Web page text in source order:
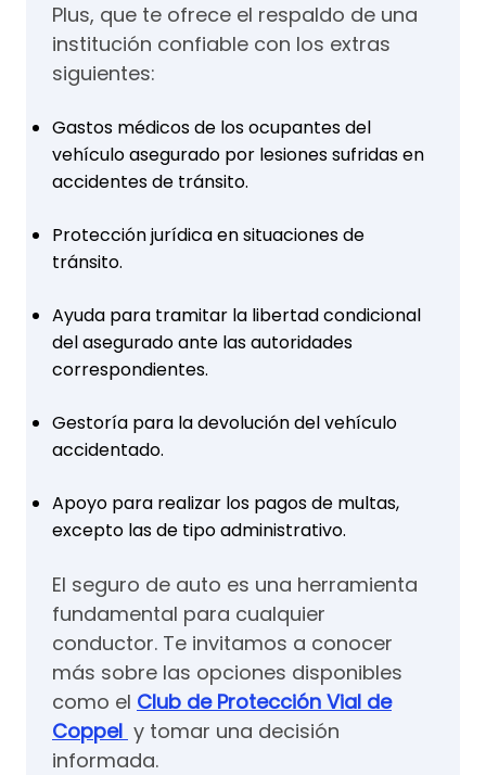
Plus, que te ofrece el respaldo de una
institución confiable con los extras
siguientes:
Gastos médicos de los ocupantes del
vehículo asegurado por lesiones sufridas en
accidentes de tránsito.
Protección jurídica en situaciones de
tránsito.
Ayuda para tramitar la libertad condicional
del asegurado ante las autoridades
correspondientes.
Gestoría para la devolución del vehículo
accidentado.
Apoyo para realizar los pagos de multas,
excepto las de tipo administrativo.
El seguro de auto es una herramienta
fundamental para cualquier
conductor. Te invitamos a conocer
más sobre las opciones disponibles
como el Club de Protección Vial de
Coppel y tomar una decisión
informada.